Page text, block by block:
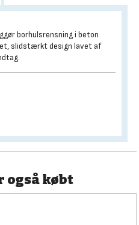
borhulsrensning i beton
slidstærkt design lavet af
også købt